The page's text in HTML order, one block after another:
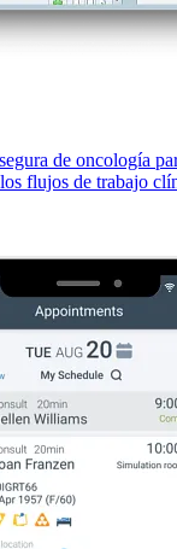
de oncología
flujos de trabajo